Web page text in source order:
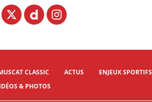
CLASSIC ACTUS ENJEUX SPORTIFS
& PHOTOS